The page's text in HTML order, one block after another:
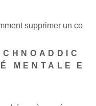
supprimer un co
MENTALE⁢E